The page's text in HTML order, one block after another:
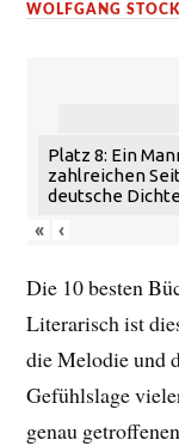
WOLFGANG STOCK
Platz 8: Ein
zahlreichen
deutsche
«
‹
Die 10 besten
Literarisch ist
die Melodie und
Gefühlslage
genau